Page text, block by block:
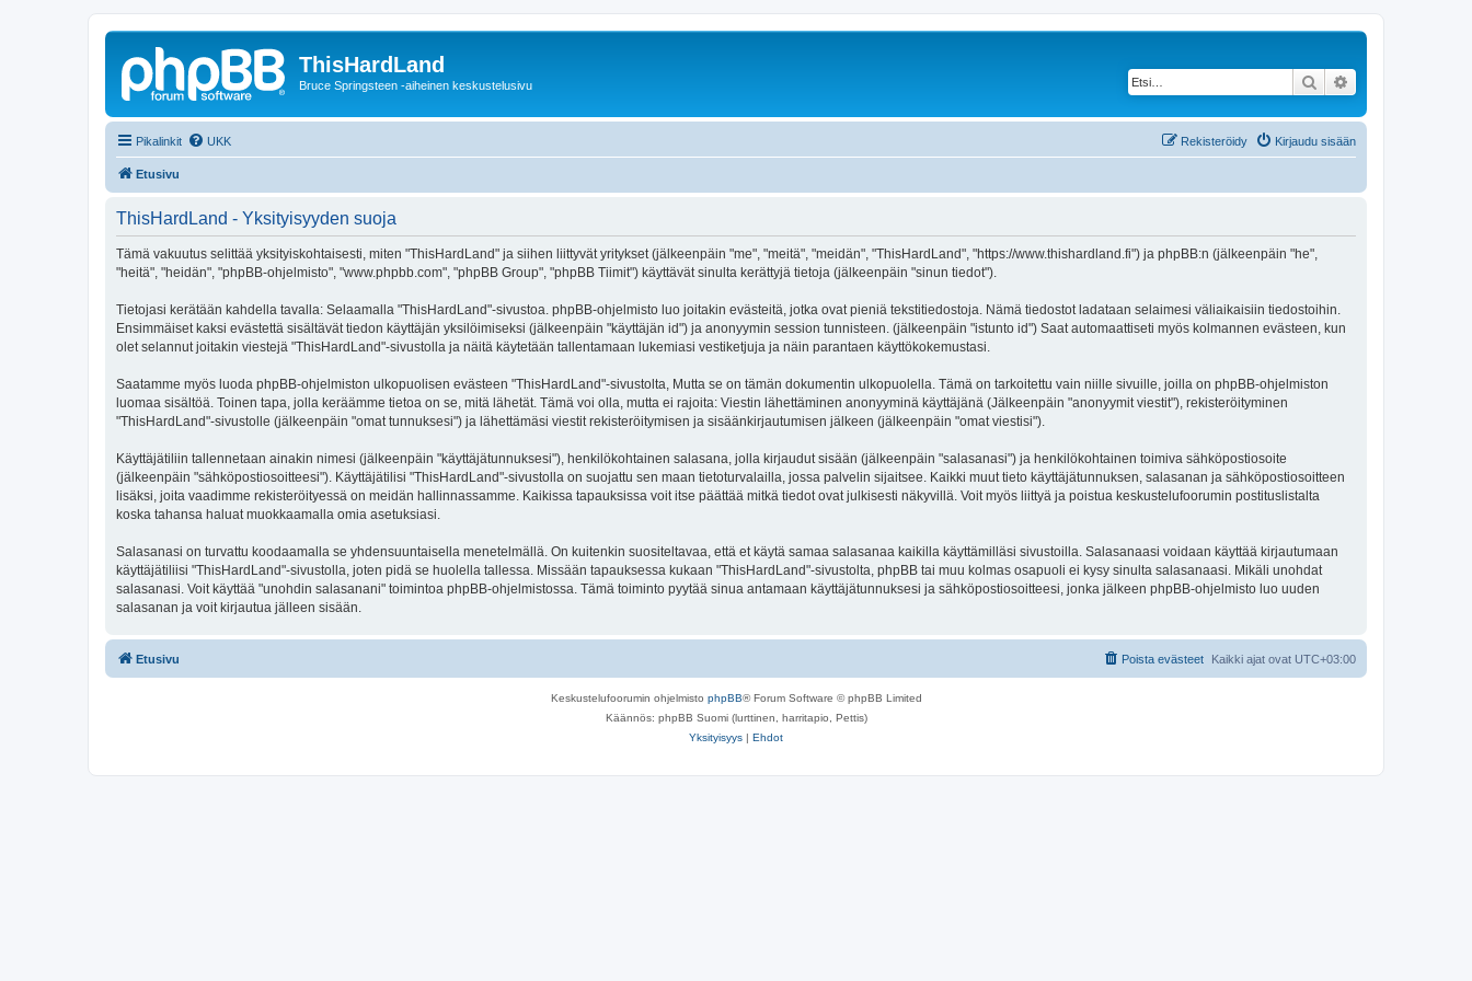
ThisHardLand
Bruce Springsteen -aiheinen keskustelusivu Etsi
Pikalinkit UKK Kirjaudu sisään
Rekisteröidy
Etusivu
ThisHardLand - Yksityisyyden suoja
Tämä vakuutus selittää yksityiskohtaisesti, miten "ThisHardLand" ja siihen liittyvät yritykset (jälkeenpäin "me", "meitä", "meidän", "ThisHardLand", "https://www.thishardland.fi") ja phpBB:n (jälkeenpäin "he",
"heitä", "heidän", "phpBB-ohjelmisto", "www.phpbb.com", "phpBB Group", "phpBB Tiimit") käyttävät sinulta kerättyjä tietoja (jälkeenpäin "sinun tiedot").
Tietojasi kerätään kahdella tavalla: Selaamalla "ThisHardLand"-sivustoa. phpBB-ohjelmisto luo joitakin evästeitä, jotka ovat pieniä tekstitiedostoja. Nämä tiedostot ladataan selaimesi väliaikaisiin tiedostoihin.
Ensimmäiset kaksi evästettä sisältävät tiedon käyttäjän yksilöimiseksi (jälkeenpäin "käyttäjän id") ja anonyymin session tunnisteen. (jälkeenpäin "istunto id") Saat automaattiseti myös kolmannen evästeen, kun
olet selannut joitakin viestejä "ThisHardLand"-sivustolla ja näitä käytetään tallentamaan lukemiasi vestiketjuja ja näin parantaen käyttökokemustasi.
Saatamme myös luoda phpBB-ohjelmiston ulkopuolisen evästeen "ThisHardLand"-sivustolta, Mutta se on tämän dokumentin ulkopuolella. Tämä on tarkoitettu vain niille sivuille, joilla on phpBB-ohjelmiston
luomaa sisältöä. Toinen tapa, jolla keräämme tietoa on se, mitä lähetät. Tämä voi olla, mutta ei rajoita: Viestin lähettäminen anonyyminä käyttäjänä (Jälkeenpäin "anonyymit viestit"), rekisteröityminen
"ThisHardLand"-sivustolle (jälkeenpäin "omat tunnuksesi") ja lähettämäsi viestit rekisteröitymisen ja sisäänkirjautumisen jälkeen (jälkeenpäin "omat viestisi").
Käyttäjätiliin tallennetaan ainakin nimesi (jälkeenpäin "käyttäjätunnuksesi"), henkilökohtainen salasana, jolla kirjaudut sisään (jälkeenpäin "salasanasi") ja henkilökohtainen toimiva sähköpostiosoite
(jälkeenpäin "sähköpostiosoitteesi"). Käyttäjätilisi "ThisHardLand"-sivustolla on suojattu sen maan tietoturvalailla, jossa palvelin sijaitsee. Kaikki muut tieto käyttäjätunnuksen, salasanan ja sähköpostiosoitteen
lisäksi, joita vaadimme rekisteröityessä on meidän hallinnassamme. Kaikissa tapauksissa voit itse päättää mitkä tiedot ovat julkisesti näkyvillä. Voit myös liittyä ja poistua keskustelufoorumin postituslistalta
koska tahansa haluat muokkaamalla omia asetuksiasi.
Salasanasi on turvattu koodaamalla se yhdensuuntaisella menetelmällä. On kuitenkin suositeltavaa, että et käytä samaa salasanaa kaikilla käyttämilläsi sivustoilla. Salasanaasi voidaan käyttää kirjautumaan
käyttäjätiliisi "ThisHardLand"-sivustolla, joten pidä se huolella tallessa. Missään tapauksessa kukaan "ThisHardLand"-sivustolta, phpBB tai muu kolmas osapuoli ei kysy sinulta salasanaasi. Mikäli unohdat
salasanasi. Voit käyttää "unohdin salasanani" toimintoa phpBB-ohjelmistossa. Tämä toiminto pyytää sinua antamaan käyttäjätunnuksesi ja sähköpostiosoitteesi, jonka jälkeen phpBB-ohjelmisto luo uuden
salasanan ja voit kirjautua jälleen sisään.
Etusivu Kaikki ajat ovat UTC+03:00
Poista evästeet
Keskustelufoorumin ohjelmisto phpBB® Forum Software © phpBB Limited
Käännös: phpBB Suomi (lurttinen, harritapio, Pettis)
Yksityisyys | Ehdot